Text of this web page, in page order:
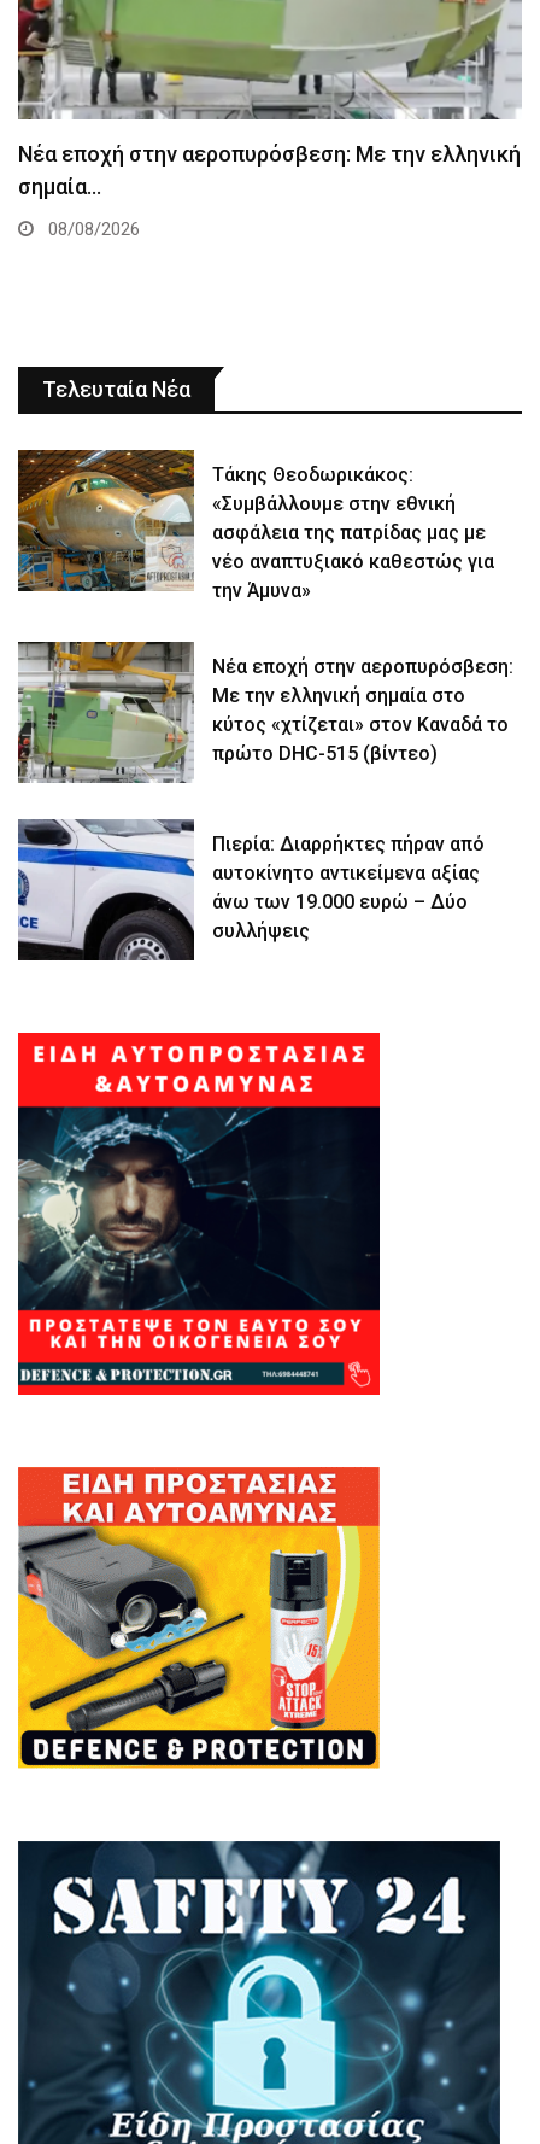
Νέα εποχή στην αεροπυρόσβεση: Με την ελληνική
σημαία…
08/08/2026
Τελευταία Νέα
Τάκης Θεοδωρικάκος:
«Συμβάλλουμε στην εθνική
ασφάλεια της πατρίδας μας με
νέο αναπτυξιακό καθεστώς για
την Άμυνα»
Νέα εποχή στην αεροπυρόσβεση:
Με την ελληνική σημαία στο
κύτος «χτίζεται» στον Καναδά το
πρώτο DHC-515 (βίντεο)
Πιερία: Διαρρήκτες πήραν από
αυτοκίνητο αντικείμενα αξίας
άνω των 19.000 ευρώ – Δύο
συλλήψεις